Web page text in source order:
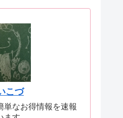
こづ
単なお得情報を速報